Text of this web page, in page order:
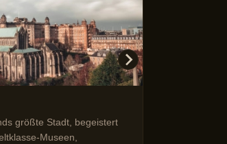
größte Stadt, begeistert
Museen,